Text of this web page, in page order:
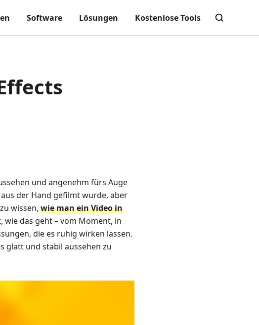
Software Lösungen Kostenlose Tools
und angenehm fürs Auge
der Hand gefilmt wurde, aber
wissen, wie man ein Video in
das geht – vom Moment, in
die es ruhig wirken lassen.
glatt und stabil aussehen zu